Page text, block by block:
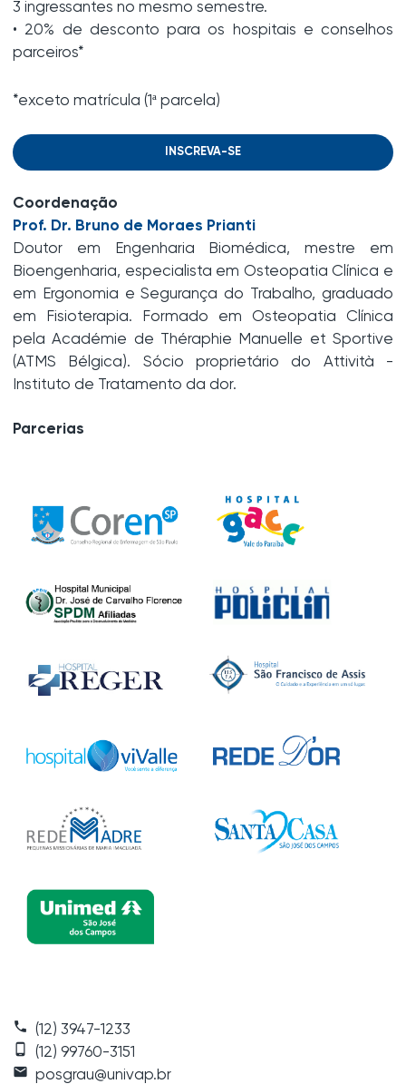
3 ingressantes no mesmo semestre.
• 20% de desconto para os hospitais e conselhos
parceiros*
*exceto matrícula (1ª parcela)
INSCREVA-SE
Coordenação
Prof. Dr. Bruno de Moraes Prianti
Doutor em Engenharia Biomédica, mestre em
Bioengenharia, especialista em Osteopatia Clínica e
em Ergonomia e Segurança do Trabalho, graduado
em Fisioterapia. Formado em Osteopatia Clínica
pela Académie de Théraphie Manuelle et Sportive
(ATMS Bélgica). Sócio proprietário do Attività -
Instituto de Tratamento da dor.
Parcerias
phone (12) 3947-1233
phone_android
(12) 99760-3151
local_post_office posgrau@univap.br